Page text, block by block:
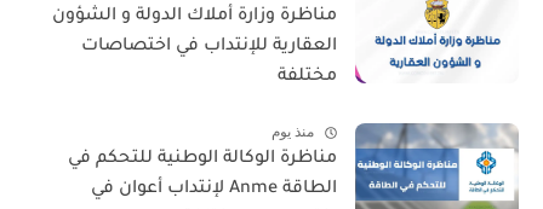
مناظرة وزارة أملاك الدولة و الشؤون
العقارية للإنتداب في اختصاصات
مختلفة
منذ يوم
مناظرة الوكالة الوطنية للتحكم في
الطاقة Anme لإنتداب أعوان في